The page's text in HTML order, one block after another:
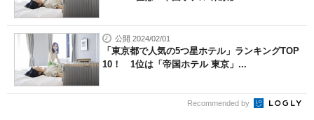
公開 2024/02/01
「東京都で人気の5つ星ホテル」ランキングTOP
10！ 1位は「帝国ホテル 東京」...
Recommended by